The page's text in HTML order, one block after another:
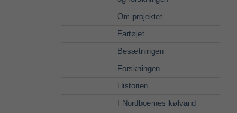
Om projektet
Fartøjet
Besætningen
Forskningen
Historien
I Nordboernes kølvand